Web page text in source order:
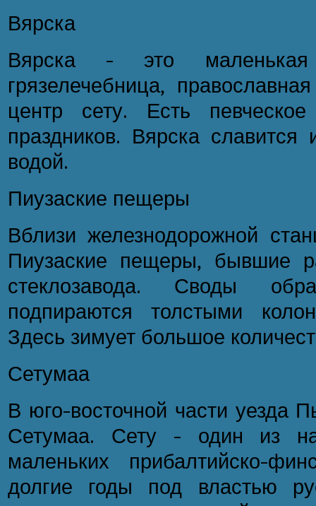
Вярска
Вярска - это маленькая
грязелечебница,
центр сету. Есть
праздников. Вярска
водой.
Пиузаские пещеры
Вблизи железнодорожной
Пиузаские пещеры, бывшие
стеклозавода. Своды
подпираются толстыми
Здесь зимует большое
Сетумаа
В юго-восточной части уезда
Сетумаа. Сету - один из
маленьких прибалтийско-
долгие годы под властью